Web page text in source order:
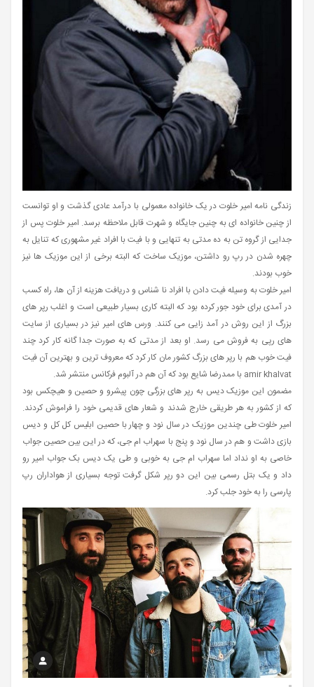
زندگی نامه امیر خلوت در یک خانواده معمولی با درآمد عادی گذشت و او توانست
از چنین خانواده ای به چنین جایگاه و شهرت قابل ملاحظه برسد. امیر خلوت پس از
جدایی از گروه تن به ده مدتی به تنهایی و با فیت با افراد غیر مشهوری که تنایل به
چهره شدن در رپ رو داشتن، موزیک ساخت که البته برخی از این موزیک ها نیز
خوب بودند.
امیر خلوت به وسیله فیت دادن با افراد نا شناس و دریافت هزینه از آن ها، راه کسب
در آمدی برای خود جور کرده بود که البته کاری بسیار طبیعی است و اغلب رپر های
بزرگ از این روش در آمد زایی می کنند. ورس های امیر نیز در بسیاری از سایت
های رپی به فروش می رسد. او بعد از مدتی که به صورت جدا گانه کار کرد چند
فیت خوب هم با رپر های بزرگ کشور مان کار کرد که معروف ترین و بهترین آن فیت
amir khalvat با ممدرضا شایع بود که آن هم در آلبوم فرکانس منتشر شد.
مضمون این موزیک دیس به رپر های بزرگی چون پیشرو و حصین و هیچکس بود
که از کشور به هر طریقی خارج شدند و شعار های قدیمی خود را فراموش کردند.
امیر خلوت طی چندین موزیک در سال نود و چهار با حصین ابلیس کل کل و دیس
بازی داشت و هم در سال نود و پنج با سهراب ام جی، که در این بین حصین جواب
خاصی به او نداد اما سهراب ام جی به خوبی و طی یک دیس بک جواب امیر رو
داد و یک بتل رسمی بین این دو رپر شکل گرفت توجه بسیاری از هواداران رپ
پارسی را به خود جلب کرد.